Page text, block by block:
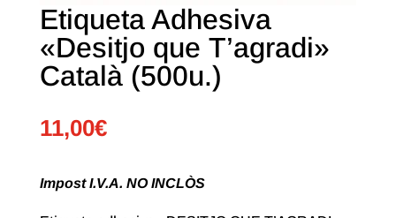
Etiqueta Adhesiva
«Desitjo que T’agradi»
Català (500u.)
11,00€
Impost I.V.A. NO INCLÒS